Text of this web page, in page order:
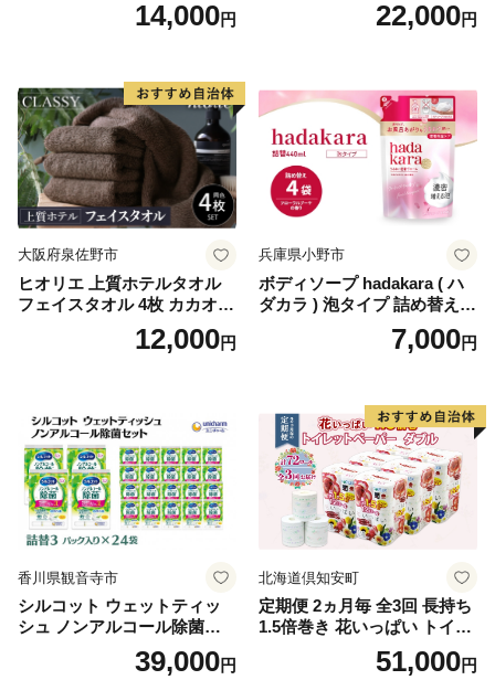
14,000円
ール×8パック) 開成町 トイレ
蓄 防災 エコ 消耗品 生活雑貨
生活用品 無香料 トイレット
ペーパー ダブル といれっと
ぺーぱー トイレ クレシア ト
イレットペーパー [BDBH002
-1]
22,000円
大阪府泉佐野市
ヒオリエ 上質ホテルタオル
フェイスタオル 4枚 カカオ
【タオル 泉州タオル 吸水 普
段使い 無地 シンプル 日用品
12,000円
兵庫県小野市
ボディソープ hadakara ( ハ
ダカラ ) 泡タイプ 詰め替え 4
40ml×4袋 ボディーソープ 泡
ボディソープ 泡 日用品 消耗
泡石鹸 石鹸 兵庫 兵庫県 小野
7,000円
香川県観音寺市
シルコット ウェットティッ
シュ ノンアルコール除菌詰
替（43枚×3P）×24袋 日用品
おもちゃ 拭き取り 手拭き 外
39,000円
北海道倶知安町
定期便 2ヵ月毎 全3回 長持ち
1.5倍巻き 花いっぱい トイレ
ットペーパー ダブル 45ｍ 計
72ロール 全18種 花柄 プリン
51,000円